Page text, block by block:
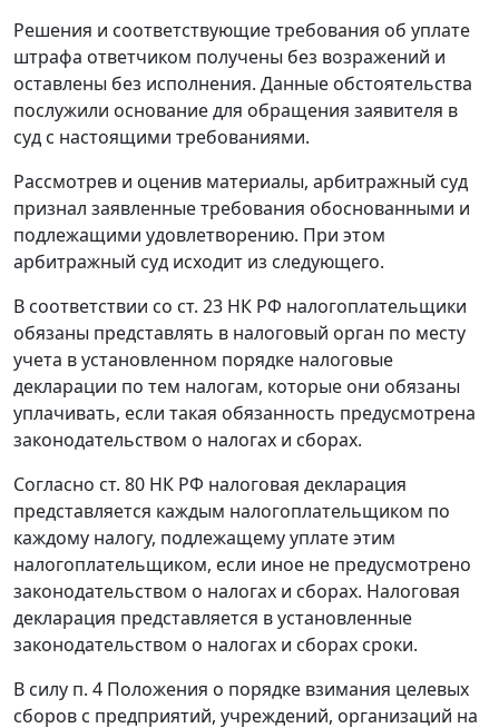
Решения и соответствующие требования об уплате
штрафа ответчиком получены без возражений и
оставлены без исполнения. Данные обстоятельства
послужили основание для обращения заявителя в
суд с настоящими требованиями.
Рассмотрев и оценив материалы, арбитражный суд
признал заявленные требования обоснованными и
подлежащими удовлетворению. При этом
арбитражный суд исходит из следующего.
В соответствии со ст. 23 НК РФ налогоплательщики
обязаны представлять в налоговый орган по месту
учета в установленном порядке налоговые
декларации по тем налогам, которые они обязаны
уплачивать, если такая обязанность предусмотрена
законодательством о налогах и сборах.
Согласно ст. 80 НК РФ налоговая декларация
представляется каждым налогоплательщиком по
каждому налогу, подлежащему уплате этим
налогоплательщиком, если иное не предусмотрено
законодательством о налогах и сборах. Налоговая
декларация представляется в установленные
законодательством о налогах и сборах сроки.
В силу п. 4 Положения о порядке взимания целевых
сборов с предприятий, учреждений, организаций на